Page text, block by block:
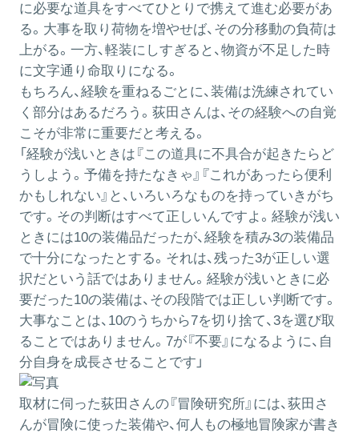
に必要な道具をすべてひとりで携えて進む必要があ
る。大事を取り荷物を増やせば、その分移動の負荷は
上がる。一方、軽装にしすぎると、物資が不足した時
に文字通り命取りになる。
もちろん、経験を重ねるごとに、装備は洗練されてい
く部分はあるだろう。荻田さんは、その経験への自覚
こそが非常に重要だと考える。
「経験が浅いときは『この道具に不具合が起きたらど
うしよう。予備を持たなきゃ』『これがあったら便利
かもしれない』と、いろいろなものを持っていきがち
です。その判断はすべて正しいんですよ。経験が浅い
ときには10の装備品だったが、経験を積み3の装備品
で十分になったとする。それは、残った3が正しい選
択だという話ではありません。経験が浅いときに必
要だった10の装備は、その段階では正しい判断です。
大事なことは、10のうちから7を切り捨て、3を選び取
ることではありません。7が『不要』になるように、自
分自身を成長させることです」
取材に伺った荻田さんの『冒険研究所』には、荻田さ
んが冒険に使った装備や、何人もの極地冒険家が書き